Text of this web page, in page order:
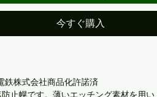
今すぐ購入
株式会社商品化許諾済
止幌です。薄いエッチング素材を用